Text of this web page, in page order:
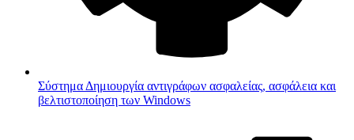
Σύστημα Δημιουργία αντιγράφων ασφαλείας, ασφάλεια και
βελτιστοποίηση των Windows